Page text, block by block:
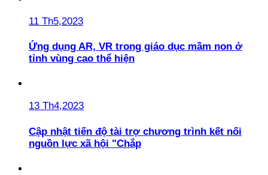
11 Th5,2023
Ứng dụng AR, VR trong giáo dục mầm non ở
tỉnh vùng cao thể hiện
13 Th4,2023
Cập nhật tiến độ tài trợ chương trình kết nối
nguồn lực xã hội "Chắp